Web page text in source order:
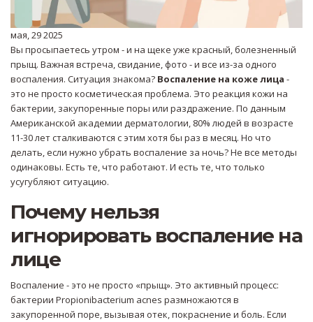
мая, 29 2025
Вы просыпаетесь утром - и на щеке уже красный, болезненный
прыщ. Важная встреча, свидание, фото - и все из-за одного
воспаления. Ситуация знакома? Воспаление на коже лица -
это не просто косметическая проблема. Это реакция кожи на
бактерии, закупоренные поры или раздражение. По данным
Американской академии дерматологии, 80% людей в возрасте
11-30 лет сталкиваются с этим хотя бы раз в месяц. Но что
делать, если нужно убрать воспаление за ночь? Не все методы
одинаковы. Есть те, что работают. И есть те, что только
усугубляют ситуацию.
Почему нельзя
игнорировать воспаление на
лице
Воспаление - это не просто «прыщ». Это активный процесс:
бактерии Propionibacterium acnes размножаются в
закупоренной поре, вызывая отек, покраснение и боль. Если